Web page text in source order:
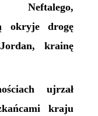
okryje drogę
krainę
ujrzał
kraju